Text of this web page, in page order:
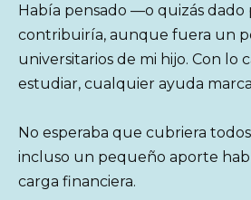
Había pensado —o quizás
contribuiría, aunque fuera un
universitarios de mi hijo. Con lo
estudiar, cualquier ayuda
No esperaba que cubriera
incluso un pequeño aporte
carga financiera.